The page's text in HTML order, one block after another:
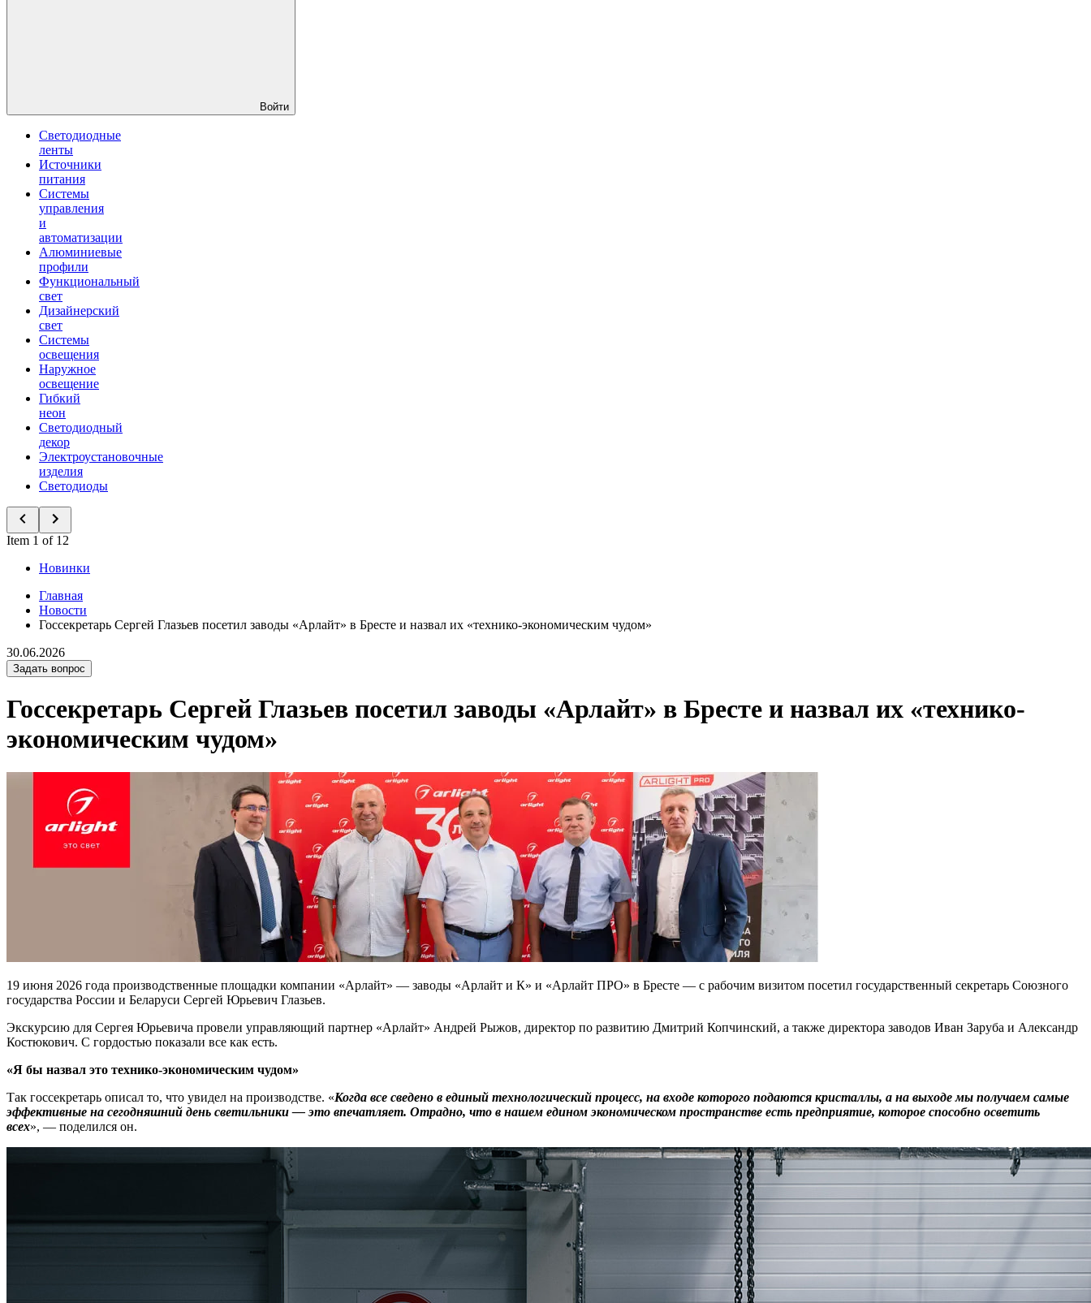
Войти
Светодиодные
ленты
Источники
питания
Системы
управления
и
автоматизации
Алюминиевые
профили
Функциональный
свет
Дизайнерский
свет
Системы
освещения
Наружное
освещение
Гибкий
неон
Светодиодный
декор
Электроустановочные
изделия
Светодиоды
Item 1 of 12
Новинки
Главная
Новости
Госсекретарь Сергей Глазьев посетил заводы «Арлайт» в Бресте и назвал их «технико-экономическим чудом»
30.06.2026
Задать вопрос
Госсекретарь Сергей Глазьев посетил заводы «Арлайт» в Бресте и назвал их «технико-
экономическим чудом»
19 июня 2026 года производственные площадки компании «Арлайт» — заводы «Арлайт и К» и «Арлайт ПРО» в Бресте — с рабочим визитом посетил государственный секретарь Союзного
государства России и Беларуси Сергей Юрьевич Глазьев.
Экскурсию для Сергея Юрьевича провели управляющий партнер «Арлайт» Андрей Рыжов, директор по развитию Дмитрий Копчинский, а также директора заводов Иван Заруба и Александр
Костюкович. С гордостью показали все как есть.
«Я бы назвал это технико-экономическим чудом»
Так госсекретарь описал то, что увидел на производстве. «Когда все сведено в единый технологический процесс, на входе которого подаются кристаллы, а на выходе мы получаем самые
эффективные на сегодняшний день светильники — это впечатляет. Отрадно, что в нашем едином экономическом пространстве есть предприятие, которое способно осветить
всех», — поделился он.